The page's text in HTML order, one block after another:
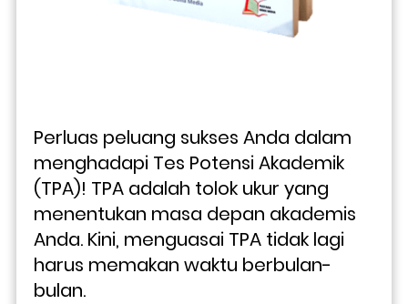
Perluas peluang sukses Anda dalam
menghadapi Tes Potensi Akademik
(TPA)! TPA adalah tolok ukur yang
menentukan masa depan akademis
Anda. Kini, menguasai TPA tidak lagi
harus memakan waktu berbulan-
bulan.